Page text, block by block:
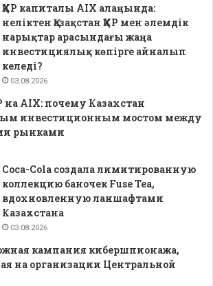
ҚХР капиталы AIX алаңында:
неліктен Қазақстан ҚХР мен әлемдік
нарықтар арасындағы жаңа
инвестициялық көпірге айналып
келеді?
03.08.2026
AIX: почему Казахстан
инвестиционным мостом между
рынками
Coca-Cola создала лимитированную
коллекцию баночек Fuse Tea,
вдохновленную ланшафтами
Казахстана
03.08.2026
кампания кибершпионажа,
на организации Центральной